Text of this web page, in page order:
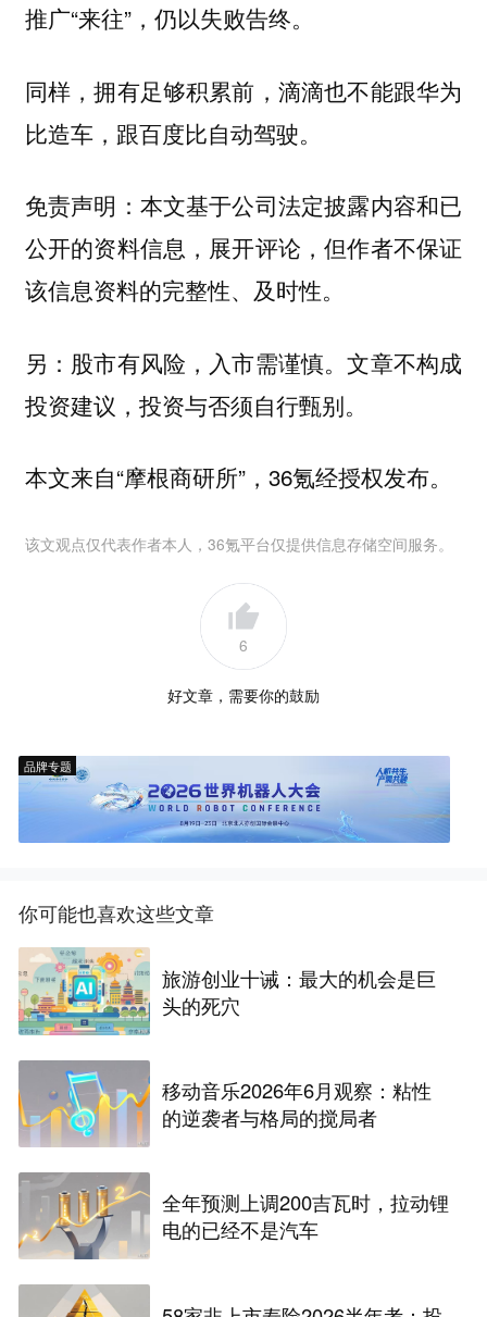
推广“来往”，仍以失败告终。
同样，拥有足够积累前，滴滴也不能跟华为
比造车，跟百度比自动驾驶。
免责声明：本文基于公司法定披露内容和已
公开的资料信息，展开评论，但作者不保证
该信息资料的完整性、及时性。
另：股市有风险，入市需谨慎。文章不构成
投资建议，投资与否须自行甄别。
本文来自“摩根商研所”，36氪经授权发布。
该文观点仅代表作者本人，36氪平台仅提供信息存储空间服务。
6
好文章，需要你的鼓励
品牌专题
你可能也喜欢这些文章
旅游创业十诫：最大的机会是巨
头的死穴
移动音乐2026年6月观察：粘性
的逆袭者与格局的搅局者
全年预测上调200吉瓦时，拉动锂
电的已经不是汽车